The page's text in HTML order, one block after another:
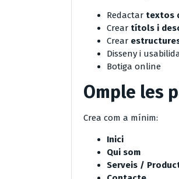
Redactar textos
Crear títols i
Crear
Disseny i
Botiga online
Omple les
Crea com a mínim:
Inici
Qui som
Serveis /